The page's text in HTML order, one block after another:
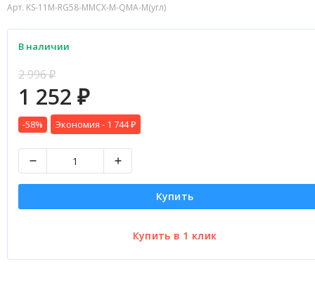
Арт. KS-11M-RG58-MMCX-M-QMA-M(угл)
В наличии
2 996₽
1 252 ₽
-58% Экономия - 1 744 ₽
Купить